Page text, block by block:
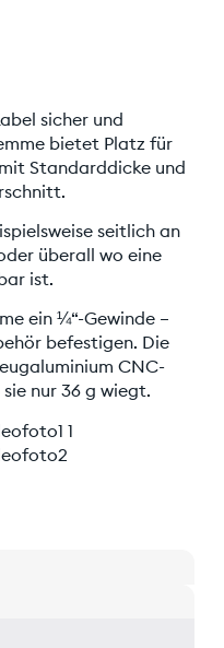
sicher und
bietet Platz für
Standarddicke und
seitlich an
überall wo eine
ist.
ein ¼“-Gewinde –
befestigen. Die
CNC-
nur 36 g wiegt.